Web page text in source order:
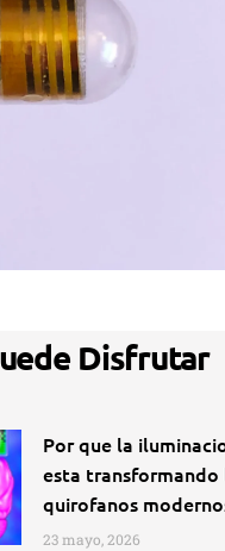
Disfrutar
Por que la
esta transformando
quirofanos
23 mayo, 2026